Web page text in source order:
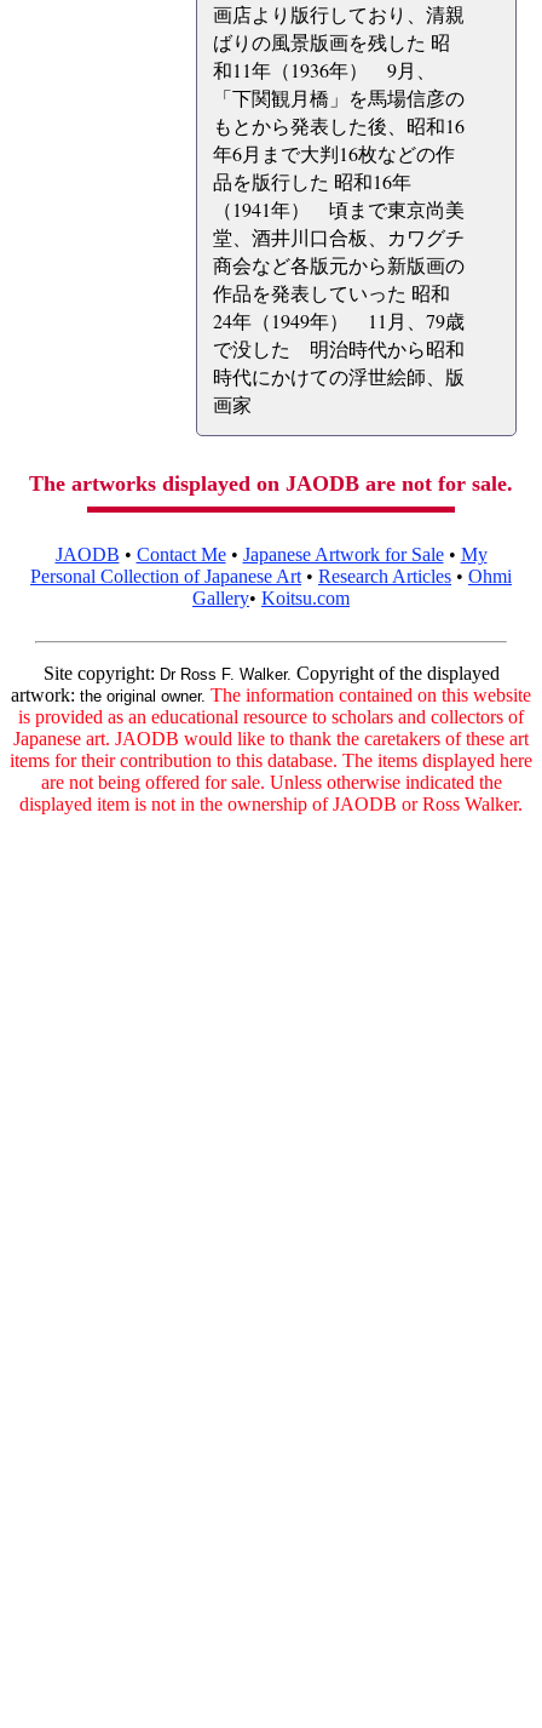
画店より版行しており、清親
ばりの風景版画を残した 昭
和11年（1936年） 9月、
「下関観月橋」を馬場信彦の
もとから発表した後、昭和16
年6月まで大判16枚などの作
品を版行した 昭和16年
（1941年） 頃まで東京尚美
堂、酒井川口合板、カワグチ
商会など各版元から新版画の
作品を発表していった 昭和
24年（1949年） 11月、79歳
で没した 明治時代から昭和
時代にかけての浮世絵師、版
画家
The artworks displayed on JAODB are not for sale.
JAODB • Contact Me• Japanese Artwork for Sale• My
Personal Collection of Japanese Art • Research Articles • Ohmi
Gallery• Koitsu.com
Site copyright: Dr Ross F. Walker. Copyright of the displayed
artwork: the original owner. The information contained on this website
is provided as an educational resource to scholars and collectors of
Japanese art. JAODB would like to thank the caretakers of these art
items for their contribution to this database. The items displayed here
are not being offered for sale. Unless otherwise indicated the
displayed item is not in the ownership of JAODB or Ross Walker.